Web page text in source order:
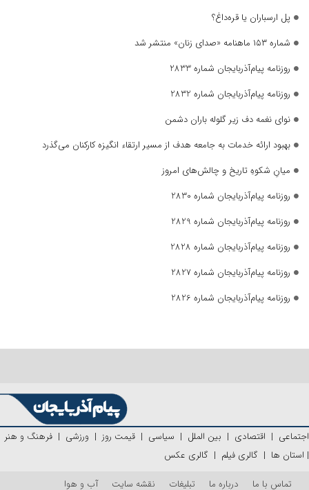
پل ارسباران یا قره‌داغ؟
شماره ۱۵۳ ماهنامه «صدای زنان» منتشر شد
روزنامه پیام‌آذربایجان شماره 2833
روزنامه پیام‌آذربایجان شماره 2832
نوای نغمه دف زیر گلوله باران دشمن
بهبود ارائه خدمات به جامعه هدف از مسیر ارتقاء انگیزه کارکنان می‌گذرد
میانِ شکوهِ تاریخ و چالش‌های امروز
روزنامه پیام‌آذربایجان شماره 2830
روزنامه پیام‌آذربایجان شماره 2829
روزنامه پیام‌آذربایجان شماره 2828
روزنامه پیام‌آذربایجان شماره 2827
روزنامه پیام‌آذربایجان شماره 2826
اجتماعی | اقتصادی | بین الملل | سیاسی | قیمت روز | ورزشی | فرهنگ و هنر
| استان ها | گالری فیلم | گالری عکس
تماس با ما
درباره ما تبلیغات نقشه سایت آب و هوا